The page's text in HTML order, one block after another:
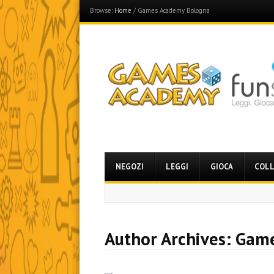
Browse: Home / Games Academy Bologna
Games Academy
Menu
content
NEGOZI LEGGI GIOCA
Author Archives: